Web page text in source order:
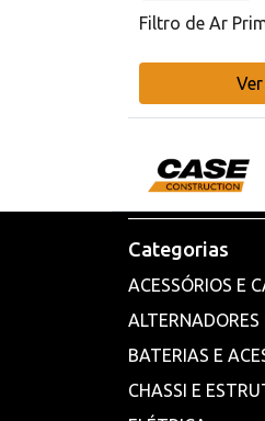
Filtro de Ar
Categorias
ACESSÓRIOS E
BATERIAS E
CHASSI E